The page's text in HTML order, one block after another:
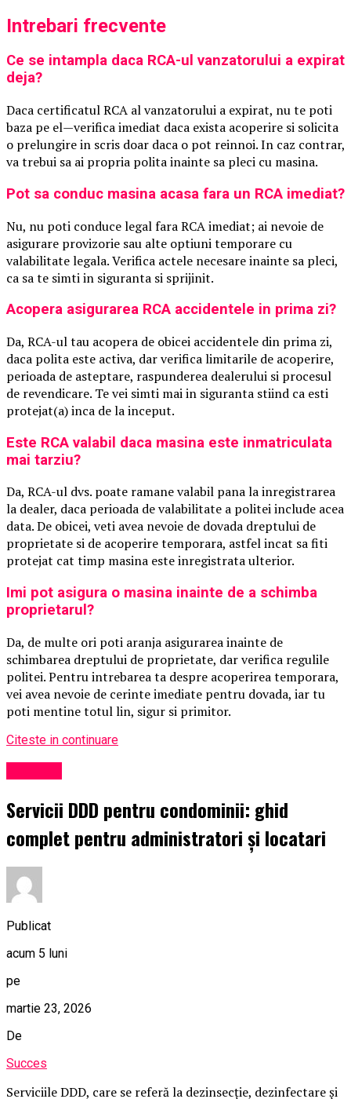
Intrebari frecvente
Ce se intampla daca RCA-ul vanzatorului a expirat
deja?
Daca certificatul RCA al vanzatorului a expirat, nu te poti
baza pe el—verifica imediat daca exista acoperire si solicita
o prelungire in scris doar daca o pot reinnoi. In caz contrar,
va trebui sa ai propria polita inainte sa pleci cu masina.
Pot sa conduc masina acasa fara un RCA imediat?
Nu, nu poti conduce legal fara RCA imediat; ai nevoie de
asigurare provizorie sau alte optiuni temporare cu
valabilitate legala. Verifica actele necesare inainte sa pleci,
ca sa te simti in siguranta si sprijinit.
Acopera asigurarea RCA accidentele in prima zi?
Da, RCA-ul tau acopera de obicei accidentele din prima zi,
daca polita este activa, dar verifica limitarile de acoperire,
perioada de asteptare, raspunderea dealerului si procesul
de revendicare. Te vei simti mai in siguranta stiind ca esti
protejat(a) inca de la inceput.
Este RCA valabil daca masina este inmatriculata
mai tarziu?
Da, RCA-ul dvs. poate ramane valabil pana la inregistrarea
la dealer, daca perioada de valabilitate a politei include acea
data. De obicei, veti avea nevoie de dovada dreptului de
proprietate si de acoperire temporara, astfel incat sa fiti
protejat cat timp masina este inregistrata ulterior.
Imi pot asigura o masina inainte de a schimba
proprietarul?
Da, de multe ori poti aranja asigurarea inainte de
schimbarea dreptului de proprietate, dar verifica regulile
politei. Pentru intrebarea ta despre acoperirea temporara,
vei avea nevoie de cerinte imediate pentru dovada, iar tu
poti mentine totul lin, sigur si primitor.
Citeste in continuare
Servicii DDD pentru condominii: ghid
complet pentru administratori și locatari
Publicat
acum 5 luni
pe
martie 23, 2026
De
Succes
Serviciile DDD, care se referă la dezinsecție, dezinfectare și